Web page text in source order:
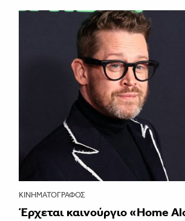
ΚΙΝΗΜΑΤΟΓΡΆΦΟΣ
Έρχεται καινούργιο «Home